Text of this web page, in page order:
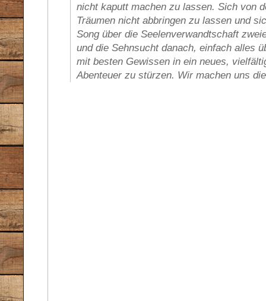
nicht kaputt machen zu lassen. Sich von
Träumen nicht abbringen zu lassen und
Song über die Seelenverwandtschaft
und die Sehnsucht danach, einfach alles
mit besten Gewissen in ein neues,
Abenteuer zu stürzen. Wir machen uns